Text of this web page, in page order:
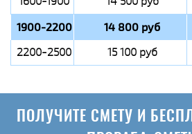
1900-2200 14 800 руб
2200-2500 15 100 руб
ПОЛУЧИТЕ СМЕТУ И